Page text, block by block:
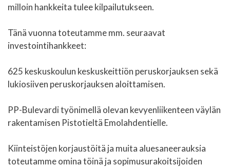
milloin hankkeita tulee kilpailutukseen.
Tänä vuonna toteutamme mm. seuraavat
investointihankkeet:
625 keskuskoulun keskuskeittiön peruskorjauksen sekä
lukiosiiven peruskorjauksen aloittamisen.
PP-Bulevardi työnimellä olevan kevyenliikenteen väylän
rakentamisen Pistotieltä Emolahdentielle.
Kiinteistöjen korjaustöitä ja muita aluesaneerauksia
toteutamme omina töinä ja sopimusurakoitsijoiden